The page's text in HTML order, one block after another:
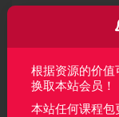
├──第二章第24
├──第二章第25
472.25M
根据资源的价值
换取本站会员！
本站任何课程包